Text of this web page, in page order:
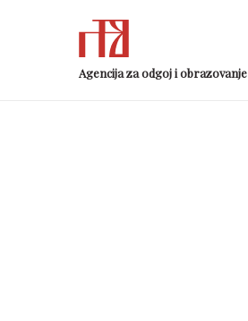
Agencija za odgoj i obrazovanje